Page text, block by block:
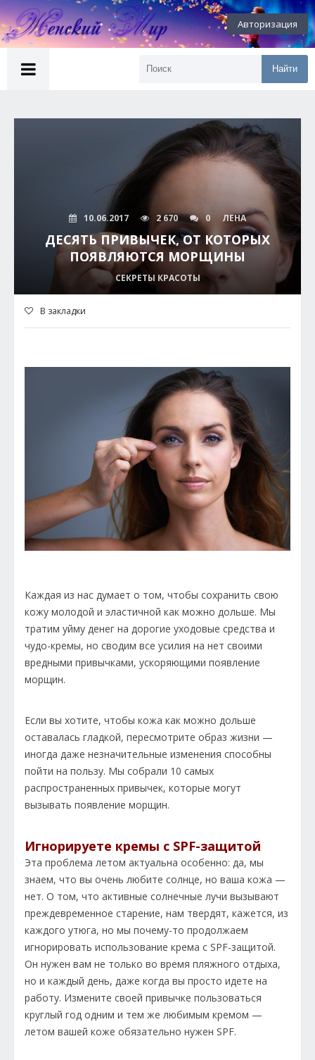
Авторизация
Найти
10.06.2017 2 670 0 ЛЕНА
ДЕСЯТЬ ПРИВЫЧЕК, ОТ КОТОРЫХ
ПОЯВЛЯЮТСЯ МОРЩИНЫ
СЕКРЕТЫ КРАСОТЫ
В закладки
Каждая из нас думает о том, чтобы сохранить свою
кожу молодой и эластичной как можно дольше. Мы
тратим уйму денег на дорогие уходовые средства и
чудо-кремы, но сводим все усилия на нет своими
вредными привычками, ускоряющими появление
морщин.
Если вы хотите, чтобы кожа как можно дольше
оставалась гладкой, пересмотрите образ жизни —
иногда даже незначительные изменения способны
пойти на пользу. Мы собрали 10 самых
распространенных привычек, которые могут
вызывать появление морщин.
Игнорируете кремы с SPF-защитой
Эта проблема летом актуальна особенно: да, мы
знаем, что вы очень любите солнце, но ваша кожа —
нет. О том, что активные солнечные лучи вызывают
преждевременное старение, нам твердят, кажется, из
каждого утюга, но мы почему-то продолжаем
игнорировать использование крема с SPF-защитой.
Он нужен вам не только во время пляжного отдыха,
но и каждый день, даже когда вы просто идете на
работу. Измените своей привычке пользоваться
круглый год одним и тем же любимым кремом —
летом вашей коже обязательно нужен SPF.